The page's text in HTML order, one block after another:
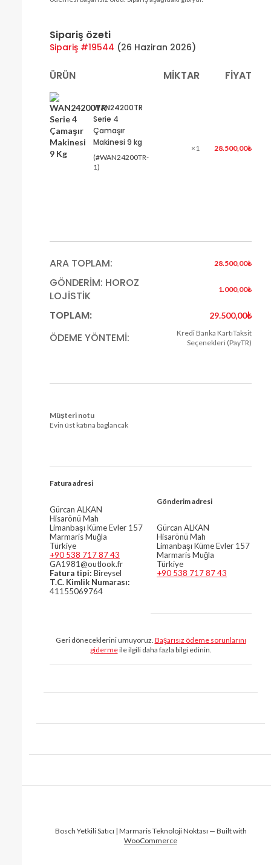
Sipariş özeti
Sipariş #19544 (26 Haziran 2026)
ÜRÜN MIKTAR FIYAT
WAN24200TR
Serie 4
Çamaşır
Makinesi 9 kg
(#WAN24200TR-
1)
×1 28.500,00₺
ARA TOPLAM: 28.500,00₺
GÖNDERIM: HOROZ
LOJİSTİK
1.000,00₺
TOPLAM: 29.500,00₺
ÖDEME YÖNTEMI:
Kredi Banka KartıTaksit
Seçenekleri (PayTR)
Müşteri notu
Evin üst katına baglancak
Fatura adresi
Gürcan ALKAN
Hisarönü Mah
Limanbaşı Küme Evler 157
Marmaris Muğla
Türkiye
+90 538 717 87 43
GA1981@outlook.fr
Fatura tipi: Bireysel
T.C. Kimlik Numarası:
41155069764
Gönderim adresi
Gürcan ALKAN
Hisarönü Mah
Limanbaşı Küme Evler 157
Marmaris Muğla
Türkiye
+90 538 717 87 43
Geri döneceklerini umuyoruz. Başarısız ödeme sorunlarını
gidermeile ilgili daha fazla bilgi edinin.
Bosch Yetkili Satıcı | Marmaris Teknoloji Noktası — Built with
WooCommerce